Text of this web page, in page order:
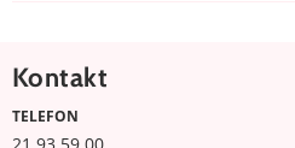
Kontakt
TELEFON
21 93 59 00